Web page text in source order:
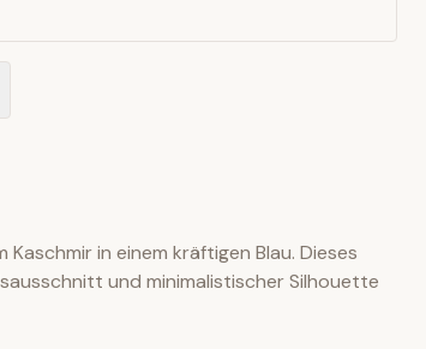
in einem kräftigen Blau. Dieses
und minimalistischer Silhouette